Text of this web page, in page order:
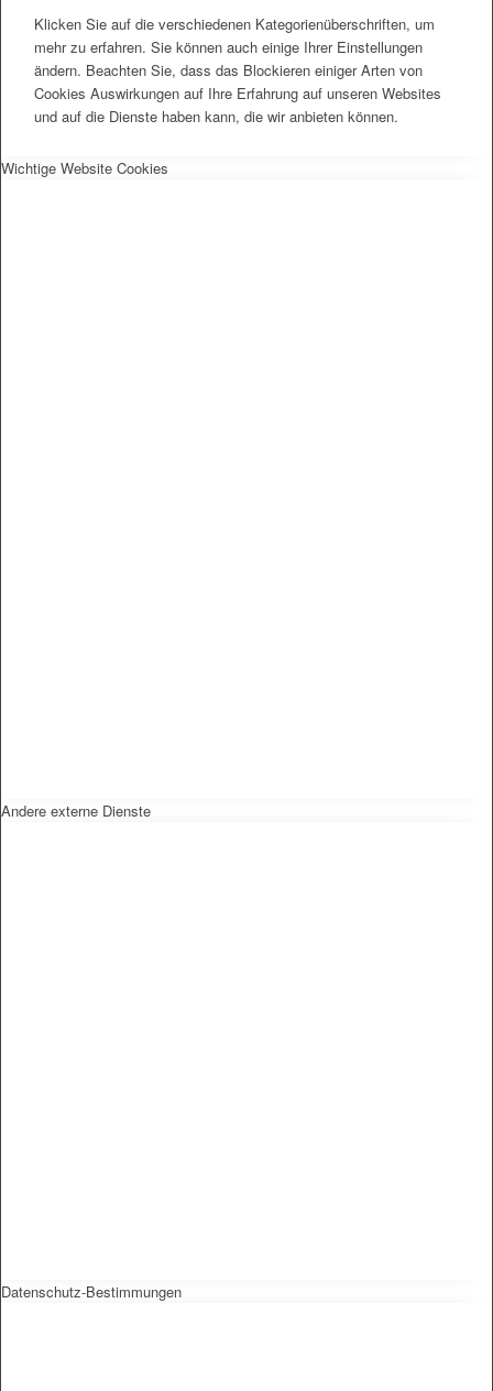
Klicken Sie auf die verschiedenen Kategorienüberschriften, um
mehr zu erfahren. Sie können auch einige Ihrer Einstellungen
ändern. Beachten Sie, dass das Blockieren einiger Arten von
Cookies Auswirkungen auf Ihre Erfahrung auf unseren Websites
und auf die Dienste haben kann, die wir anbieten können.
Wichtige Website Cookies
Andere externe Dienste
Datenschutz-Bestimmungen